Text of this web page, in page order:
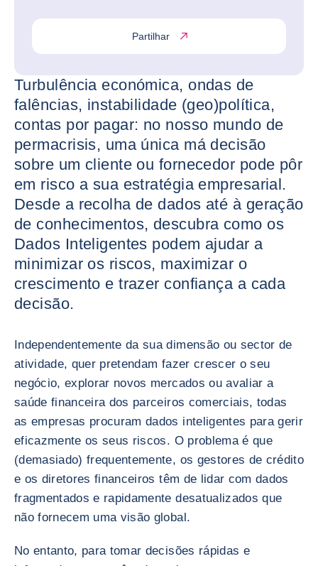
Partilhar
Turbulência económica, ondas de
falências, instabilidade (geo)política,
contas por pagar: no nosso mundo de
permacrisis, uma única má decisão
sobre um cliente ou fornecedor pode pôr
em risco a sua estratégia empresarial.
Desde a recolha de dados até à geração
de conhecimentos, descubra como os
Dados Inteligentes podem ajudar a
minimizar os riscos, maximizar o
crescimento e trazer confiança a cada
decisão.
Independentemente da sua dimensão ou sector de
atividade, quer pretendam fazer crescer o seu
negócio, explorar novos mercados ou avaliar a
saúde financeira dos parceiros comerciais, todas
as empresas procuram dados inteligentes para gerir
eficazmente os seus riscos. O problema é que
(demasiado) frequentemente, os gestores de crédito
e os diretores financeiros têm de lidar com dados
fragmentados e rapidamente desatualizados que
não fornecem uma visão global.
No entanto, para tomar decisões rápidas e